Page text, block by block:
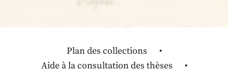
Plan des collections
Aide à la consultation des thèses